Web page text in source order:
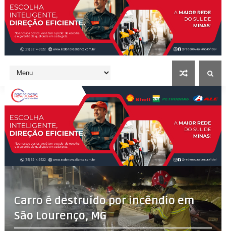
Carro é destruído por incêndio em
São Lourenço, MG